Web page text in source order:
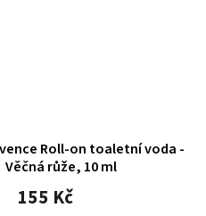
Roll-on toaletní voda -
Věčná růže, 10 ml
155 Kč